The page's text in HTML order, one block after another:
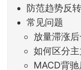
防范趋势反
常见问题
放量滞涨
如何区分
MACD背